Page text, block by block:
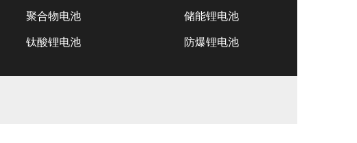
聚合物电池 储能锂电池
钛酸锂电池 防爆锂电池